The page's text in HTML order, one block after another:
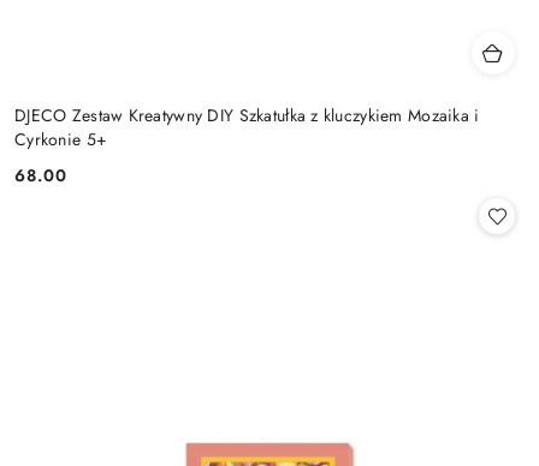
DJECO Zestaw Kreatywny DIY Szkatułka z kluczykiem Mozaika i
Cyrkonie 5+
Cena:
68.00